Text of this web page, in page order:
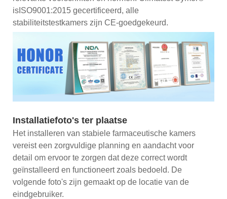
isISO9001:2015 gecertificeerd, alle
stabiliteitstestkamers zijn CE-goedgekeurd.
Installatiefoto's ter plaatse
Het installeren van stabiele farmaceutische kamers
vereist een zorgvuldige planning en aandacht voor
detail om ervoor te zorgen dat deze correct wordt
geïnstalleerd en functioneert zoals bedoeld. De
volgende foto's zijn gemaakt op de locatie van de
eindgebruiker.